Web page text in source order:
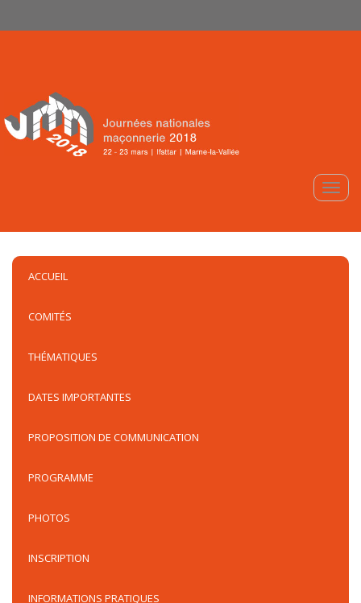
ACCUEIL
COMITÉS
THÉMATIQUES
DATES IMPORTANTES
PROPOSITION DE COMMUNICATION
PROGRAMME
PHOTOS
INSCRIPTION
INFORMATIONS PRATIQUES